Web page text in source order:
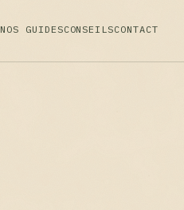
NOS GUIDESCONSEILSCONTACT